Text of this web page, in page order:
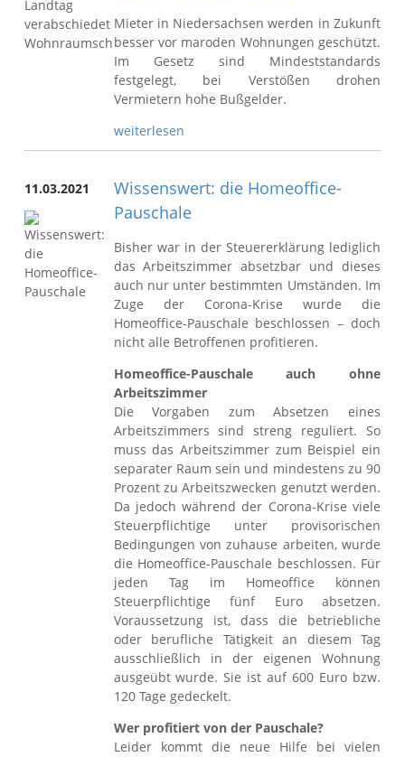
Mieter in Niedersachsen werden in Zukunft
besser vor maroden Wohnungen geschützt.
Im Gesetz sind Mindeststandards
festgelegt, bei Verstößen drohen
Vermietern hohe Bußgelder.
weiterlesen
11.03.2021
Wissenswert: die Homeoffice-
Pauschale
Bisher war in der Steuererklärung lediglich
das Arbeitszimmer absetzbar und dieses
auch nur unter bestimmten Umständen. Im
Zuge der Corona-Krise wurde die
Homeoffice-Pauschale beschlossen – doch
nicht alle Betroffenen profitieren.
Homeoffice-Pauschale auch ohne
Arbeitszimmer
Die Vorgaben zum Absetzen eines
Arbeitszimmers sind streng reguliert. So
muss das Arbeitszimmer zum Beispiel ein
separater Raum sein und mindestens zu 90
Prozent zu Arbeitszwecken genutzt werden.
Da jedoch während der Corona-Krise viele
Steuerpflichtige unter provisorischen
Bedingungen von zuhause arbeiten, wurde
die Homeoffice-Pauschale beschlossen. Für
jeden Tag im Homeoffice können
Steuerpflichtige fünf Euro absetzen.
Voraussetzung ist, dass die betriebliche
oder berufliche Tätigkeit an diesem Tag
ausschließlich in der eigenen Wohnung
ausgeübt wurde. Sie ist auf 600 Euro bzw.
120 Tage gedeckelt.
Wer profitiert von der Pauschale?
Leider kommt die neue Hilfe bei vielen